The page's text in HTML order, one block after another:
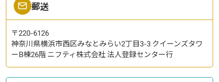
郵送
〒220-6126
神奈川県横浜市西区みなとみらい2丁目3-3 クイーンズタワ
ーB棟26階 ニフティ株式会社 法人登録センター行